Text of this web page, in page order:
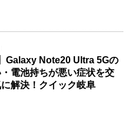
Galaxy Note20 Ultra 5Gの
電池持ちが悪い症状を交
解決！クイック岐阜